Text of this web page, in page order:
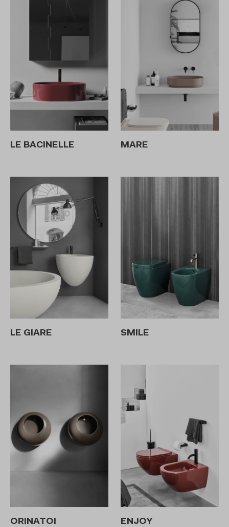
LE BACINELLE MARE
LE GIARE SMILE
ORINATOI ENJOY